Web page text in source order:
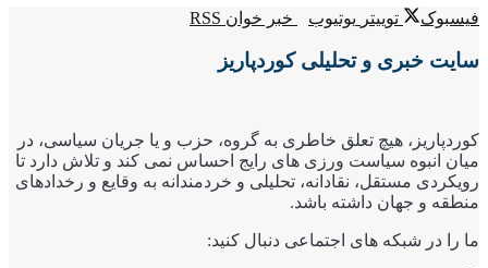
فیسبوک توییتر یوتیوب خبر خوان RSS
سایت خبری و تحلیلی کوردپاریز
کوردپاریز، هیچ تعلق خاطری به گروه، حزب و یا جریان سیاسی، در
میان انبوه سیاست ورزی های رایج احساس نمی کند و تلاش دارد تا
رویکردی مستقل، نقادانه، تحلیلی و خردمندانه به وقایع و رخدادهای
منطقه و جهان داشته باشد.
ما را در شبکه های اجتماعی دنبال کنید: